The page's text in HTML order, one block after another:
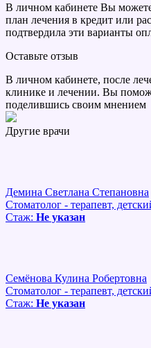
В личном кабинете Вы
план лечения в кредит или
подтвердила эти варианты
Оставьте отзыв
В личном кабинете, после
клинике и лечении. Вы
поделившись своим мнением
Другие врачи
Демина Светлана Степановна
Стоматолог - терапевт,
Стаж: Не указан
Семёнова Кулина Робертовна
Стоматолог - терапевт,
Стаж: Не указан